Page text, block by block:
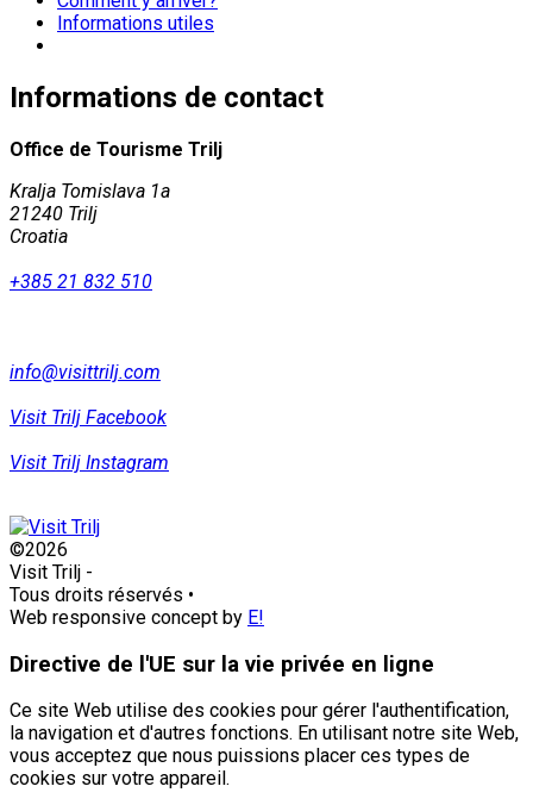
Informations utiles
Informations de contact
Office de Tourisme Trilj
Kralja Tomislava 1a
21240 Trilj
Croatia
+385 21 832 510
info@visittrilj.com
Visit Trilj Facebook
Visit Trilj Instagram
©2026
Visit Trilj -
Tous droits réservés •
Web responsive concept by E!
Directive de l'UE sur la vie privée en ligne
Ce site Web utilise des cookies pour gérer l'authentification,
la navigation et d'autres fonctions. En utilisant notre site Web,
vous acceptez que nous puissions placer ces types de
cookies sur votre appareil.